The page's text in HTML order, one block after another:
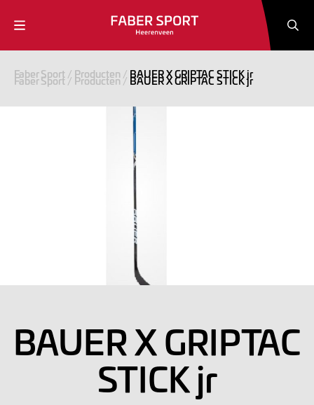
Faber Sport/ Producten / BAUER X GRIPTAC STICK jr
Faber Sport/ Producten / BAUER X GRIPTAC STICK jr
BAUER X GRIPTAC
STICK jr